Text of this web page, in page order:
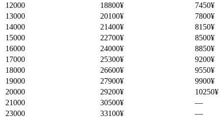
12000
18800¥
7450¥
13000
20100¥
7800¥
14000
21400¥
8150¥
15000
22700¥
8500¥
16000
24000¥
8850¥
17000
25300¥
9200¥
18000
26600¥
9550¥
19000
27900¥
9900¥
20000
29200¥
10250¥
21000
30500¥
—
23000
33100¥
—